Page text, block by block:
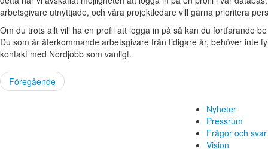
arbetsgivare utnyttjade, och våra projektledare vill gärna prioritera
Om du trots allt vill ha en profil att logga in på så kan du fortfarande
Du som är återkommande arbetsgivare från tidigare år, behöver inte
kontakt med Nordjobb som vanligt.
Föregående
Nyheter
Pressrum
Frågor och svar
Vision